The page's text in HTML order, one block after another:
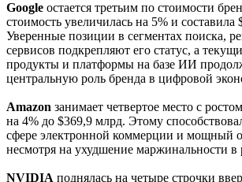
Google остается третьим по стоимости
стоимость увеличилась на 5% и составила
Уверенные позиции в сегментах поиска,
сервисов подкрепляют его статус, а
продукты и платформы на базе ИИ
центральную роль бренда в цифровой
Amazon занимает четвертое место с
на 4% до $369,9 млрд. Этому
сфере электронной коммерции и мощный
несмотря на ухудшение маржинальности в
NVIDIA поднялась на четыре строчки